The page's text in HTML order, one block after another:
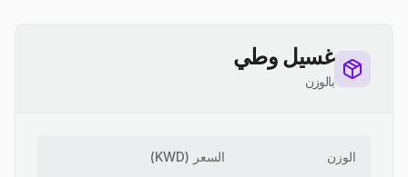
غسيل وطي
بالوزن
الوزن السعر (
KWD
)